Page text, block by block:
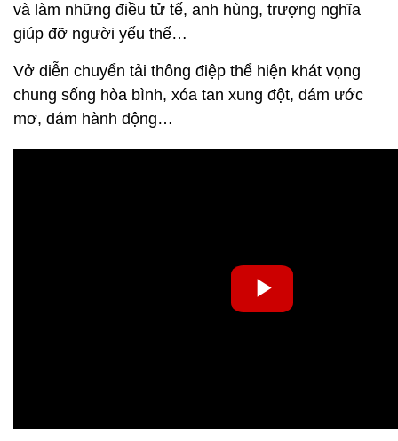
và làm những điều tử tế, anh hùng, trượng nghĩa
giúp đỡ người yếu thế…
Vở diễn chuyển tải thông điệp thể hiện khát vọng
chung sống hòa bình, xóa tan xung đột, dám ước
mơ, dám hành động…